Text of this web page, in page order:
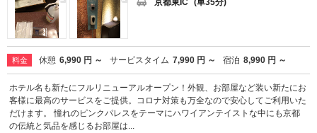
京都東IC (車35分)
料金 休憩 6,990 円 ～ サービスタイム 7,990 円 ～ 宿泊 8,990 円 ～
ホテル名も新たにフルリニューアルオープン！外観、お部屋など装い新たにお
客様に最高のサービスをご提供。コロナ対策も万全なので安心してご利用いた
だけます。 憧れのピンクパレスをテーマにハワイアンテイストな中にも京都
の伝統と気品を感じるお部屋は...